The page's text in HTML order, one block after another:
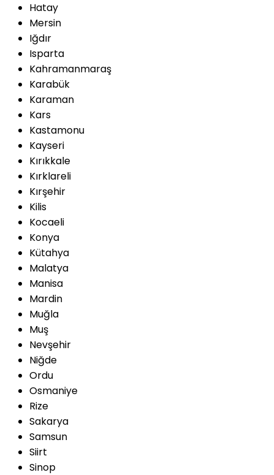
Hatay
Mersin
Iğdır
Isparta
Kahramanmaraş
Karabük
Karaman
Kars
Kastamonu
Kayseri
Kırıkkale
Kırklareli
Kırşehir
Kilis
Kocaeli
Konya
Kütahya
Malatya
Manisa
Mardin
Muğla
Muş
Nevşehir
Niğde
Ordu
Osmaniye
Rize
Sakarya
Samsun
Siirt
Sinop